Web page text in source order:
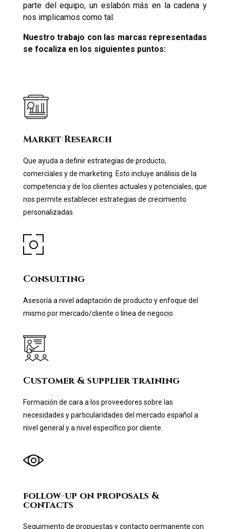
parte del equipo, un eslabón más en la cadena y
nos implicamos como tal.
Nuestro trabajo con las marcas representadas
se focaliza en los siguientes puntos:
Market Research
Que ayuda a definir estrategias de producto,
comerciales y de marketing. Esto incluye análisis de la
competencia y de los clientes actuales y potenciales, que
nos permite establecer estrategias de crecimiento
personalizadas.
Consulting
Asesoría a nivel adaptación de producto y enfoque del
mismo por mercado/cliente o línea de negocio.
Customer & supplier training
Formación de cara a los proveedores sobre las
necesidades y particularidades del mercado español a
nivel general y a nivel específico por cliente.
follow-up on proposals &
contacts
Seguimiento de propuestas y contacto permanente con